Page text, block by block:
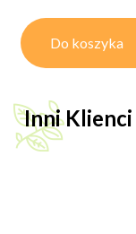
Do koszyka
Inni